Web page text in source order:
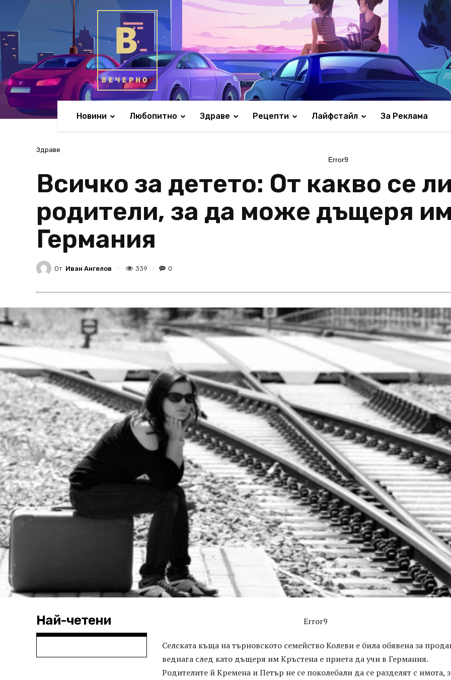
Новини Любопитно Здраве Рецепти Лайфстайл За Реклама
Здраве
Error9
Всичко за детето: От какво се
родители, за да може дъщеря
Германия
От Иван Ангелов 339 0
Най-четени Error9
Селската къща на търновското семейство Колеви е била обявена за
веднага след като дъщеря им Кръстена е приета да учи в Германия.
Родителите й Кремена и Петър не се поколебали да се разделят с имота,